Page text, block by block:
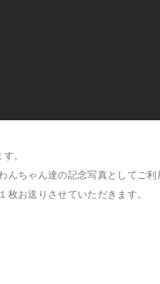
。
ちゃん達の記念写真としてご利
お送りさせていただきます。